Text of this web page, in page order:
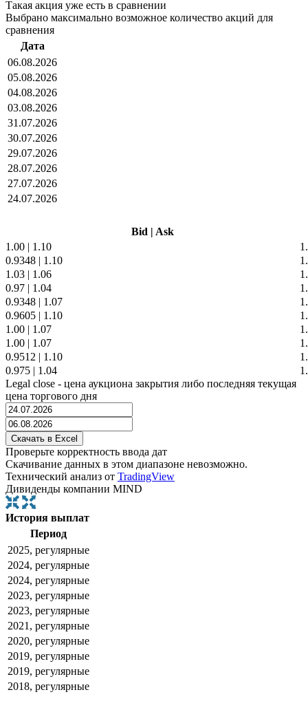
Такая акция уже есть в сравнении
Выбрано максимально возможное количество акций для
сравнения
Дата
06.08.2026
05.08.2026
04.08.2026
03.08.2026
31.07.2026
30.07.2026
29.07.2026
28.07.2026
27.07.2026
24.07.2026
Bid | Ask
1.00 | 1.10
0.9348 | 1.10
1.03 | 1.06
0.97 | 1.04
0.9348 | 1.07
0.9605 | 1.10
1.00 | 1.07
1.00 | 1.07
0.9512 | 1.10
0.975 | 1.04
Legal close - цена аукциона закрытия либо последняя текущая
цена торгового дня
Проверьте корректность ввода дат
Скачивание данных в этом диапазоне невозможно.
Технический анализ от TradingView
Дивиденды компании MIND
История выплат
Период
2025, регулярные
2024, регулярные
2024, регулярные
2023, регулярные
2023, регулярные
2021, регулярные
2020, регулярные
2019, регулярные
2019, регулярные
2018, регулярные